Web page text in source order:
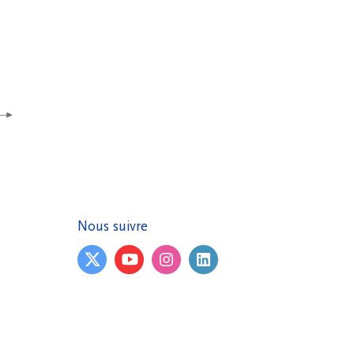
Nous suivre